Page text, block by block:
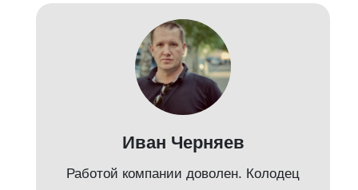
Иван Черняев
Работой компании доволен. Колодец